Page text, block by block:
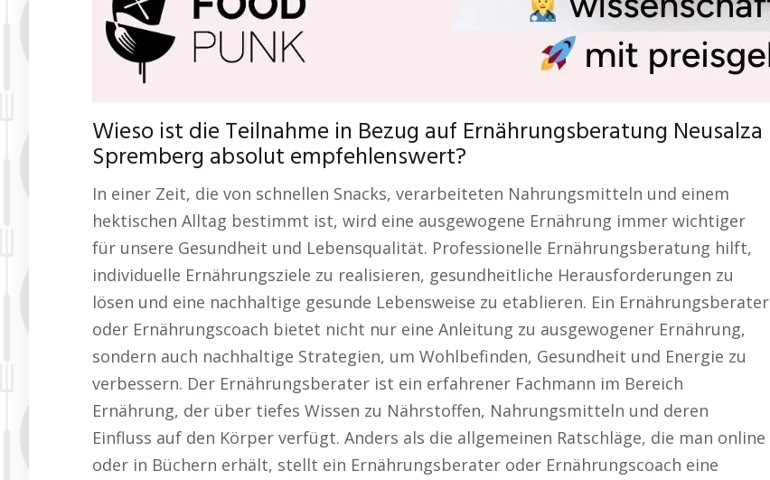
Wieso ist die Teilnahme in Bezug auf Ernährungsberatung Neusalza
Spremberg absolut empfehlenswert?
In einer Zeit, die von schnellen Snacks, verarbeiteten Nahrungsmitteln und einem
hektischen Alltag bestimmt ist, wird eine ausgewogene Ernährung immer wichtiger
für unsere Gesundheit und Lebensqualität. Professionelle Ernährungsberatung hilft,
individuelle Ernährungsziele zu realisieren, gesundheitliche Herausforderungen zu
lösen und eine nachhaltige gesunde Lebensweise zu etablieren. Ein Ernährungsberater
oder Ernährungscoach bietet nicht nur eine Anleitung zu ausgewogener Ernährung,
sondern auch nachhaltige Strategien, um Wohlbefinden, Gesundheit und Energie zu
verbessern. Der Ernährungsberater ist ein erfahrener Fachmann im Bereich
Ernährung, der über tiefes Wissen zu Nährstoffen, Nahrungsmitteln und deren
Einfluss auf den Körper verfügt. Anders als die allgemeinen Ratschläge, die man online
oder in Büchern erhält, stellt ein Ernährungsberater oder Ernährungscoach eine